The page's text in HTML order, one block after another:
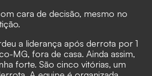
cara de decisão, mesmo no
a liderança após derrota por 1
MG, fora de casa. Ainda assim,
forte. São cinco vitórias, um